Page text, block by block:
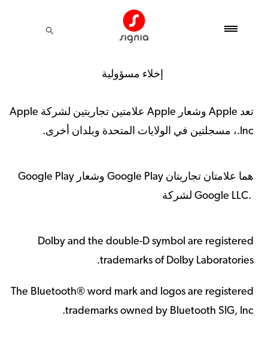
إخلاء مسؤولية
تعد Apple وشعار Apple علامتين تجاريتين لشركة Apple
Inc.، مسجلتين في الولايات المتحدة وبلدان أخرى.
Google Play وشعار Google Play هما علامتان تجاريتان
لشركة Google LLC.
Dolby and the double-D symbol are registered
trademarks of Dolby Laboratories.
The Bluetooth® word mark and logos are registered
trademarks owned by Bluetooth SIG, Inc.